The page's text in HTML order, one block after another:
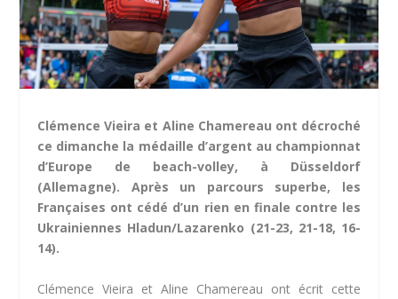
Clémence Vieira et Aline Chamereau ont décroché
ce dimanche la médaille d’argent au championnat
d’Europe de beach-volley, à Düsseldorf
(Allemagne). Après un parcours superbe, les
Françaises ont cédé d’un rien en finale contre les
Ukrainiennes Hladun/Lazarenko (21-23, 21-18, 16-
14).
Clémence Vieira et Aline Chamereau ont écrit cette